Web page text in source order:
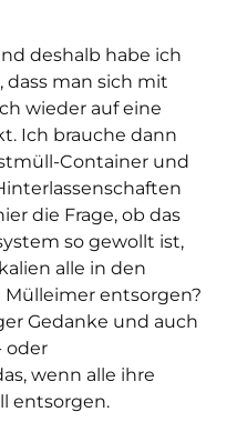
deshalb habe ich
dass man sich mit
wieder auf eine
Ich brauche dann
Container und
die Frage, ob das
so gewollt ist,
alle in den
entsorgen?
Gedanke und auch
oder
wenn alle ihre
entsorgen.